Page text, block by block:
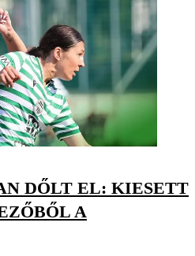
DŐLT EL: KIESETT
A